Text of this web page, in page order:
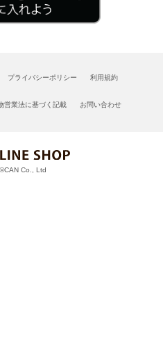
プライバシーポリシー 利用規約
営業法に基づく記載 お問い合わせ
Co., Ltd